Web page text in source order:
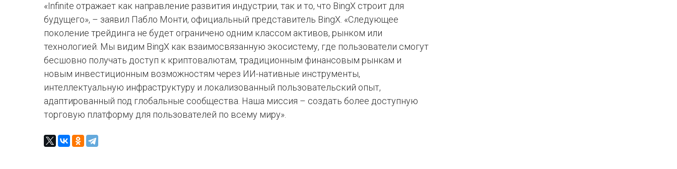
«Infinite отражает как направление развития индустрии, так и то, что BingX строит для
будущего», – заявил Пабло Монти, официальный представитель BingX. «Следующее
поколение трейдинга не будет ограничено одним классом активов, рынком или
технологией. Мы видим BingX как взаимосвязанную экосистему, где пользователи смогут
бесшовно получать доступ к криптовалютам, традиционным финансовым рынкам и
новым инвестиционным возможностям через ИИ-нативные инструменты,
интеллектуальную инфраструктуру и локализованный пользовательский опыт,
адаптированный под глобальные сообщества. Наша миссия – создать более доступную
торговую платформу для пользователей по всему миру».